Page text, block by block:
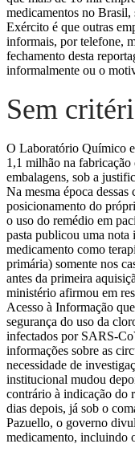
medicamentos no
Exército é que outras
informais, por telefone,
fechamento desta
informalmente ou o
Sem
O Laboratório Químico
1,1 milhão na
embalagens, sob a
Na mesma época
posicionamento do
o uso do remédio em
pasta publicou uma
medicamento como
primária) somente nos
antes da primeira
ministério afirmou em
Acesso à Informação
segurança do uso da
infectados por SARS-
informações sobre as
necessidade de
institucional mudou
contrário à indicação do
dias depois, já sob o
Pazuello, o governo
medicamento, incluindo